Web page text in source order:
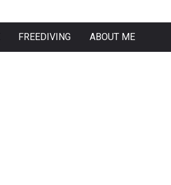
FREEDIVING ABOUT ME